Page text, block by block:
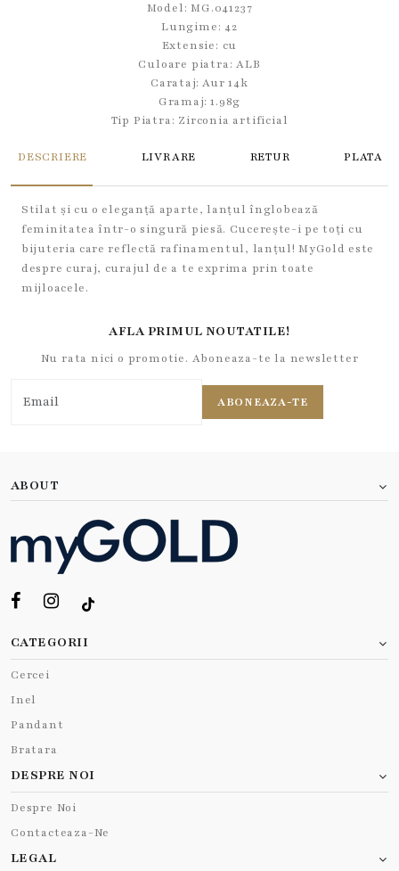
Model: MG.041237
Lungime: 42
Extensie: cu
Culoare piatra: ALB
Carataj: Aur 14k
Gramaj: 1.98g
Tip Piatra: Zirconia artificial
DESCRIERE LIVRARE RETUR PLATA
Stilat și cu o eleganță aparte, lanțul înglobează
feminitatea într-o singură piesă. Cucerește-i pe toți cu
bijuteria care reflectă rafinamentul, lanțul! MyGold este
despre curaj, curajul de a te exprima prin toate
mijloacele.
AFLA PRIMUL NOUTATILE!
Nu rata nici o promotie. Aboneaza-te la newsletter
ABONEAZA-TE
ABOUT
CATEGORII
Cercei
Inel
Pandant
Bratara
DESPRE NOI
Despre Noi
Contacteaza-Ne
LEGAL